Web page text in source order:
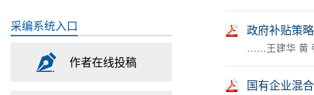
采编系统入口
作者在线投稿
政府补贴策
……王建华 黄
国有企业混